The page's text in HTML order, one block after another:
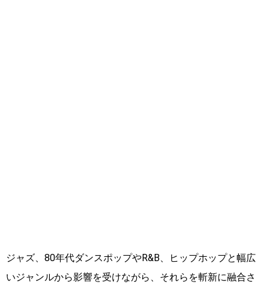
ジャズ、80年代ダンスポップやR&B、ヒップホップと幅広
いジャンルから影響を受けながら、それらを斬新に融合さ